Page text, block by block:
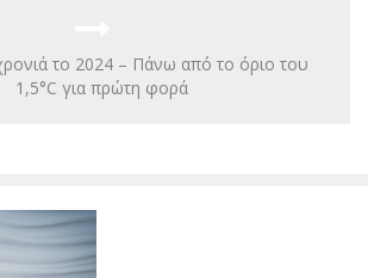
το 2024 – Πάνω από το όριο του
1,5°C για πρώτη φορά